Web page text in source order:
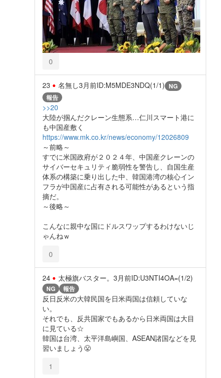
0
23 名無し3月前ID:M5MDE3NDQ(1/1) NG
報告
>>20
大陸が掴んだクレーン生態系…仁川スマート港に
も中国産敷く
https://www.mk.co.kr/news/economy/12026809
～前略～
すでに米国政府が２０２４年、中国産クレーンの
サイバーセキュリティ脆弱性を警告し、自国生産
体系の構築に乗り出した中、韓国港湾の核心イン
フラが中国産に占有される可能性があるという指
摘だ。
～後略～
こんなに親中な国にドルスワップするわけないじ
ゃんねｗ
0
24 太極旗バスター。 3月前ID:U3NTI4OA=(1/2)
NG 報告
反日反米の大韓民国を日米両国は信頼していな
い。
それでも、反共国家でもあるから日米両国は大目
に見ている☆
韓国は台湾、太平洋島嶼国、ASEAN諸国などを見
習いましょう😤
1